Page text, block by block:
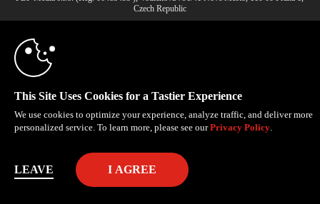
Czech Republic
18 U.S.C. 2257 Aufbewahrungsvorschriften Compliance-
© 1996 - 2026 VS3.COM, VS Media, Inc. All Rights Reserved.
control
This Site Uses Cookies for a Tastier Experience
We use cookies to optimize your experience, analyze traffic, and deliver more
personalized service. To learn more, please see ourPrivacy Policy.
LEAVE
10:00